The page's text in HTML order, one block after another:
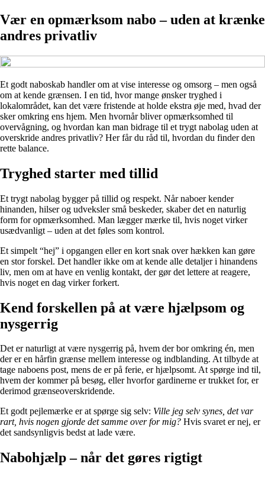
Vær en opmærksom nabo – uden at krænke
andres privatliv
Et godt naboskab handler om at vise interesse og omsorg – men også
om at kende grænsen. I en tid, hvor mange ønsker tryghed i
lokalområdet, kan det være fristende at holde ekstra øje med, hvad der
sker omkring ens hjem. Men hvornår bliver opmærksomhed til
overvågning, og hvordan kan man bidrage til et trygt nabolag uden at
overskride andres privatliv? Her får du råd til, hvordan du finder den
rette balance.
Tryghed starter med tillid
Et trygt nabolag bygger på tillid og respekt. Når naboer kender
hinanden, hilser og udveksler små beskeder, skaber det en naturlig
form for opmærksomhed. Man lægger mærke til, hvis noget virker
usædvanligt – uden at det føles som kontrol.
Et simpelt “hej” i opgangen eller en kort snak over hækken kan gøre
en stor forskel. Det handler ikke om at kende alle detaljer i hinandens
liv, men om at have en venlig kontakt, der gør det lettere at reagere,
hvis noget en dag virker forkert.
Kend forskellen på at være hjælpsom og
nysgerrig
Det er naturligt at være nysgerrig på, hvem der bor omkring én, men
der er en hårfin grænse mellem interesse og indblanding. At tilbyde at
tage naboens post, mens de er på ferie, er hjælpsomt. At spørge ind til,
hvem der kommer på besøg, eller hvorfor gardinerne er trukket for, er
derimod grænseoverskridende.
Et godt pejlemærke er at spørge sig selv: Ville jeg selv synes, det var
rart, hvis nogen gjorde det samme over for mig? Hvis svaret er nej, er
det sandsynligvis bedst at lade være.
Nabohjælp – når det gøres rigtigt